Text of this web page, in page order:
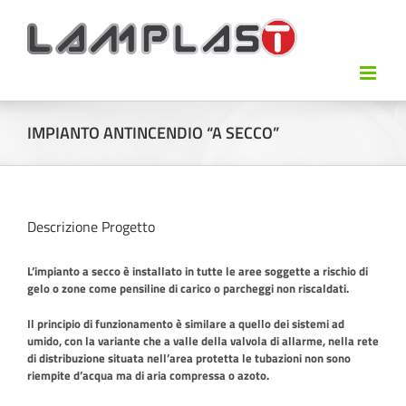
IMPIANTO ANTINCENDIO “A SECCO”
Descrizione Progetto
L’impianto a secco è installato in tutte le aree soggette a rischio di
gelo o zone come pensiline di carico o parcheggi non riscaldati.
Il principio di funzionamento è similare a quello dei sistemi ad
umido, con la variante che a valle della valvola di allarme, nella rete
di distribuzione situata nell’area protetta le tubazioni non sono
riempite d’acqua ma di aria compressa o azoto.